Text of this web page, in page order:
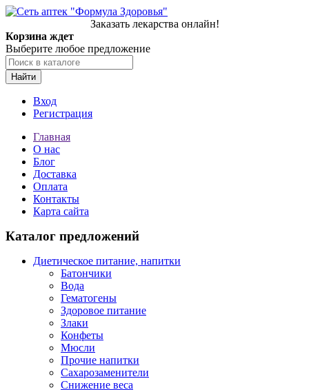
Заказать лекарства онлайн!
Корзина ждет
Выберите любое предложение
Найти
Вход
Регистрация
Главная
О нас
Блог
Доставка
Оплата
Контакты
Карта сайта
Каталог предложений
Диетическое питание, напитки
Батончики
Вода
Гематогены
Здоровое питание
Злаки
Конфеты
Мюсли
Прочие напитки
Сахарозаменители
Снижение веса